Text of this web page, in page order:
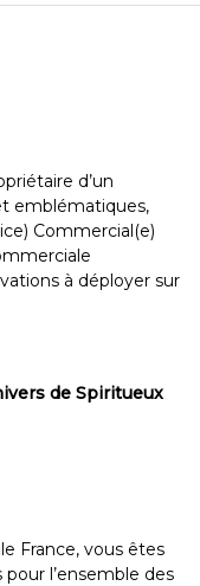
d’un
emblématiques,
Commercial(e)
à déployer sur
de Spiritueux
France, vous êtes
l’ensemble des